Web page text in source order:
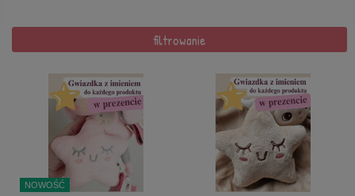
filtrowanie
NOWOŚĆ